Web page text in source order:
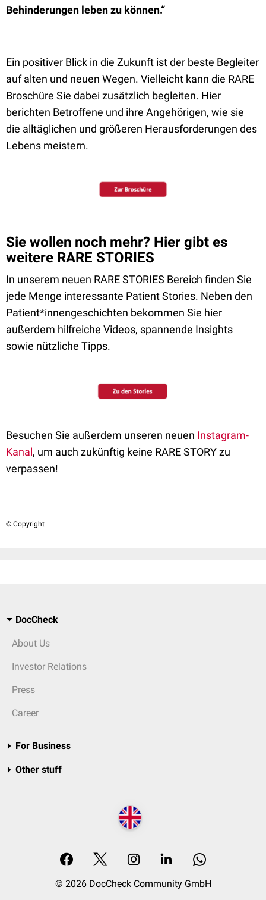
Behinderungen leben zu können.“
Ein positiver Blick in die Zukunft ist der beste Begleiter
auf alten und neuen Wegen. Vielleicht kann die RARE
Broschüre Sie dabei zusätzlich begleiten. Hier
berichten Betroffene und ihre Angehörigen, wie sie
die alltäglichen und größeren Herausforderungen des
Lebens meistern.
Sie wollen noch mehr? Hier gibt es
weitere RARE STORIES
In unserem neuen RARE STORIES Bereich finden Sie
jede Menge interessante Patient Stories. Neben den
Patient*innengeschichten bekommen Sie hier
außerdem hilfreiche Videos, spannende Insights
sowie nützliche Tipps.
Besuchen Sie außerdem unseren neuen Instagram-
Kanal, um auch zukünftig keine RARE STORY zu
verpassen!
© Copyright
DocCheck
About Us
Investor Relations
Press
Career
For Business
Other stuff
© 2026 DocCheck Community GmbH